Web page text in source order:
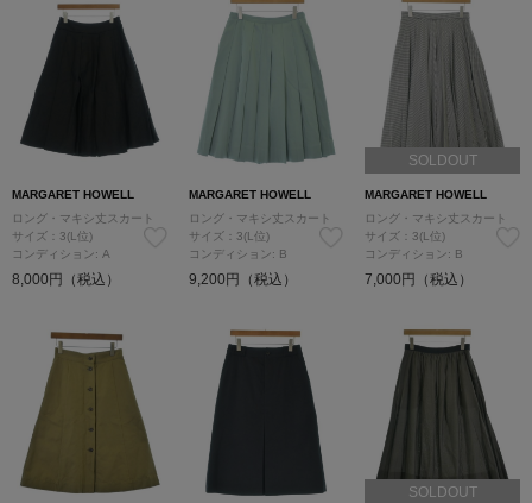
MARGARET HOWELL
ロング・マキシ丈スカート
サイズ：3(L位)
コンディション: A
8,000円（税込）
MARGARET HOWELL
ロング・マキシ丈スカート
サイズ：3(L位)
コンディション: B
9,200円（税込）
SOLDOUT
MARGARET HOWELL
ロング・マキシ丈スカート
サイズ：3(L位)
コンディション: B
7,000円（税込）
SOLDOUT